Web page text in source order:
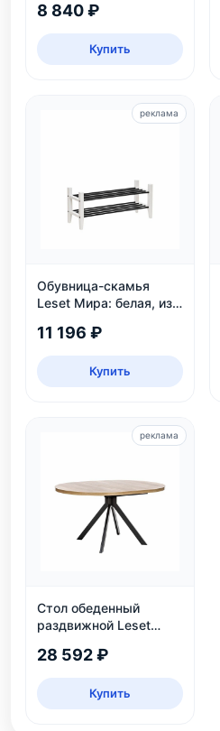
8 840 ₽
Купить
Обувница-скамья
Leset Мира: белая, из
яруса, до 6 пар
11 196 ₽
Купить
реклама
Стол обеденный
раздвижной Leset
безопасный, ЛДСП,
28 592 ₽
Купить
реклама